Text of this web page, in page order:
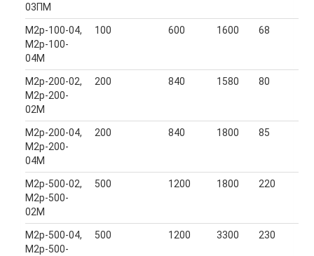
03ПМ
М2р-100-04,
М2р-100-
04М
100 600 1600 68
М2р-200-02,
М2р-200-
02М
200 840 1580 80
М2р-200-04,
М2р-200-
04М
200 840 1800 85
М2р-500-02,
М2р-500-
02М
500 1200 1800 220
М2р-500-04,
М2р-500-
500 1200 3300 230